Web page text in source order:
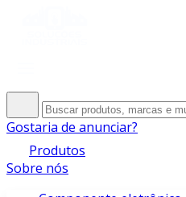
Gostaria de anunciar?
Produtos
Sobre nós